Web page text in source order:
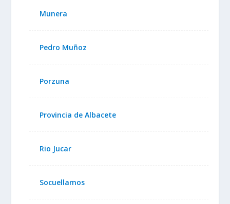
Munera
Pedro Muñoz
Porzuna
Provincia de Albacete
Rio Jucar
Socuellamos